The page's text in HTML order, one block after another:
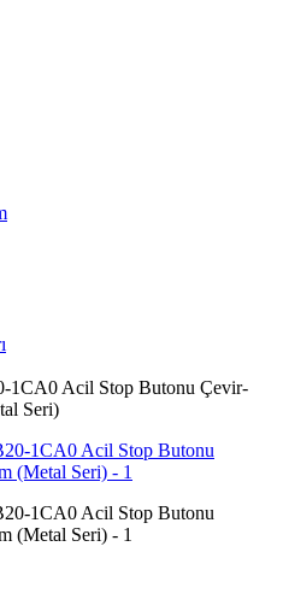
1CA0 Acil Stop Butonu Çevir-
Seri)